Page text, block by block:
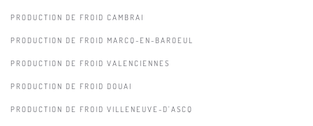
PRODUCTION DE FROID CAMBRAI
PRODUCTION DE FROID MARCQ-EN-BAROEUL
PRODUCTION DE FROID VALENCIENNES
PRODUCTION DE FROID DOUAI
PRODUCTION DE FROID VILLENEUVE-D'ASCQ